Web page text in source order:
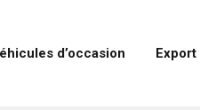
d’occasion Export